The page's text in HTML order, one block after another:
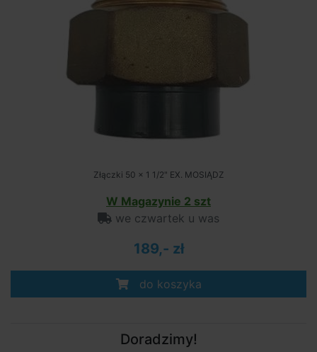
Złączki 50 x 1 1/2" EX. MOSIĄDZ
W Magazynie 2 szt
we czwartek u was
189,- zł
do koszyka
Doradzimy!